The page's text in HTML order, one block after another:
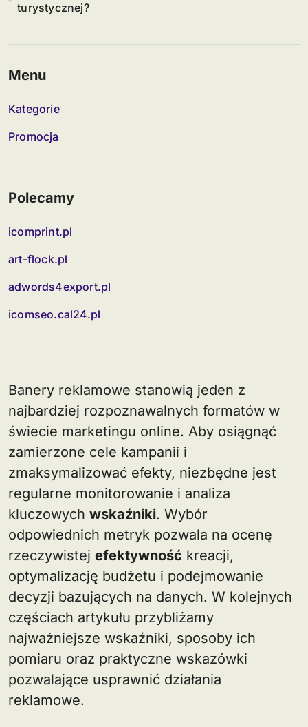
turystycznej?
Menu
Kategorie
Promocja
Polecamy
icomprint.pl
art-flock.pl
adwords4export.pl
icomseo.cal24.pl
Banery reklamowe stanowią jeden z
najbardziej rozpoznawalnych formatów w
świecie marketingu online. Aby osiągnąć
zamierzone cele kampanii i
zmaksymalizować efekty, niezbędne jest
regularne monitorowanie i analiza
kluczowych wskaźniki. Wybór
odpowiednich metryk pozwala na ocenę
rzeczywistej efektywność kreacji,
optymalizację budżetu i podejmowanie
decyzji bazujących na danych. W kolejnych
częściach artykułu przybliżamy
najważniejsze wskaźniki, sposoby ich
pomiaru oraz praktyczne wskazówki
pozwalające usprawnić działania
reklamowe.